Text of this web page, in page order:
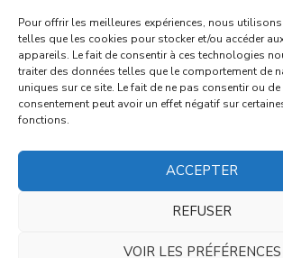
Pour offrir les meilleures expériences, nous
telles que les cookies pour stocker et/ou accéder
appareils. Le fait de consentir à ces technologies
traiter des données telles que le comportement de
uniques sur ce site. Le fait de ne pas consentir ou de
consentement peut avoir un effet négatif sur
fonctions.
ACCEPTER
REFUSER
VOIR LES PRÉFÉRENCES
Conférences
Short
Ils parlent de nous
© CR451 2023, tous droits
Mentions légales
Politique de confidentialité